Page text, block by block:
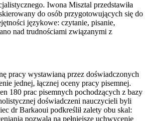
Iwona Misztal przedstawiła
do osób przygotowujących się do
językowe: czytanie, pisanie,
nad trudnościami związanymi z
pracy wystawianą przez doświadczonych
jednej, łącznej oceny pracy pisemnej.
180 prac pisemnych pochodzących z bazy
doświadczeni nauczycieli byli
dr Barkaoui podkreślił zalety obu skal:
pozwala na pełniejsze uchwycenie